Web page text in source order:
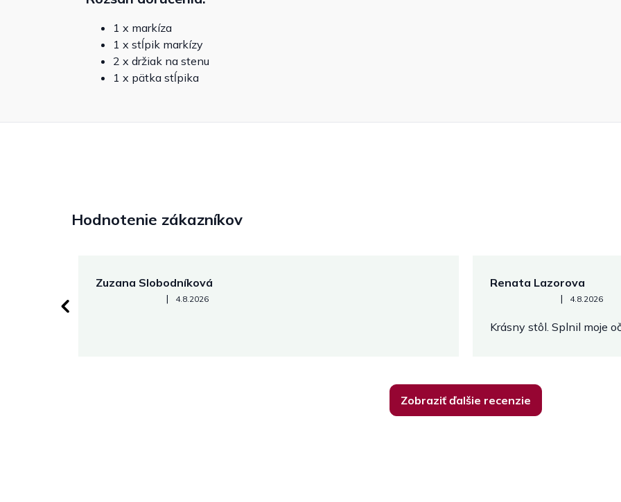
1 x markíza
1 x stĺpik markízy
2 x držiak na stenu
1 x pätka stĺpika
Hodnotenie zákazníkov
Zuzana Slobodníková
Hodnotenie obchodu je 5 z 5 hviezdičiek.
| 4.8.2026
Renata Lazorova
Hodnotenie obchodu je 5 z
| 4.8.2026
Krásny stôl. Splnil moje
Zobraziť ďalšie recenzie